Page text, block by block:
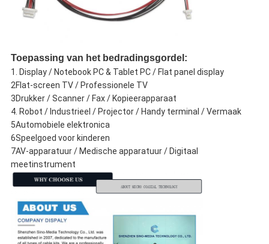
Toepassing van het bedradingsgordel:
1. Display / Notebook PC & Tablet PC / Flat panel display
2Flat-screen TV / Professionele TV
3Drukker / Scanner / Fax / Kopieerapparaat
4. Robot / Industrieel / Projector / Handy terminal / Vermaak
5Automobiele elektronica
6Speelgoed voor kinderen
7AV-apparatuur / Medische apparatuur / Digitaal
meetinstrument